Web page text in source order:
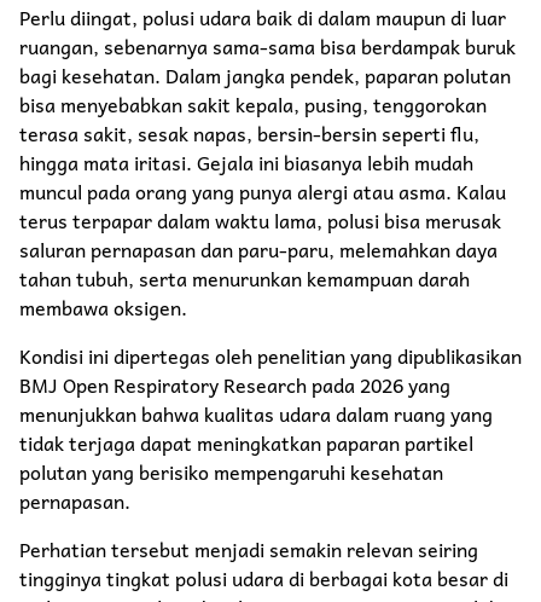
Perlu diingat, polusi udara baik di dalam maupun di luar
ruangan, sebenarnya sama-sama bisa berdampak buruk
bagi kesehatan. Dalam jangka pendek, paparan polutan
bisa menyebabkan sakit kepala, pusing, tenggorokan
terasa sakit, sesak napas, bersin-bersin seperti flu,
hingga mata iritasi. Gejala ini biasanya lebih mudah
muncul pada orang yang punya alergi atau asma. Kalau
terus terpapar dalam waktu lama, polusi bisa merusak
saluran pernapasan dan paru-paru, melemahkan daya
tahan tubuh, serta menurunkan kemampuan darah
membawa oksigen.
Kondisi ini dipertegas oleh penelitian yang dipublikasikan
BMJ Open Respiratory Research pada 2026 yang
menunjukkan bahwa kualitas udara dalam ruang yang
tidak terjaga dapat meningkatkan paparan partikel
polutan yang berisiko mempengaruhi kesehatan
pernapasan.
Perhatian tersebut menjadi semakin relevan seiring
tingginya tingkat polusi udara di berbagai kota besar di